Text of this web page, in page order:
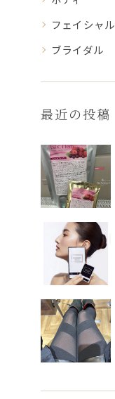
フェイシャル
ブライダル
最近の投稿